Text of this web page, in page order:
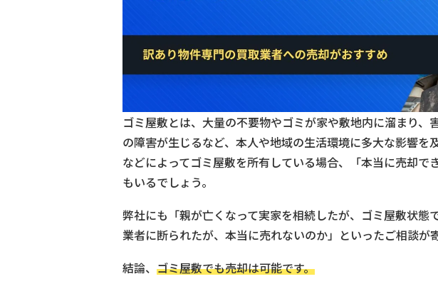
ゴミ屋敷とは、大量の不要物やゴミが家や敷地内に溜まり
の障害が生じるなど、本人や地域の生活環境に多大な影響を
などによってゴミ屋敷を所有している場合、「本当に売却で
もいるでしょう。
弊社にも「親が亡くなって実家を相続したが、ゴミ屋敷状態
業者に断られたが、本当に売れないのか」といったご相談が
結論、 ゴミ屋敷でも売却は可能です。